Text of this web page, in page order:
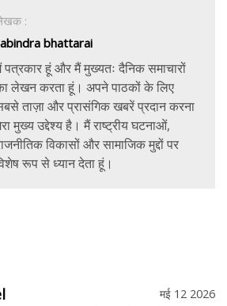
:
bhattarai
पत्रकार हूं और मैं मुख्यतः दैनिक समाचारों
लेखन करता हूं। अपने पाठकों के लिए
ताज़ा और प्रासंगिक खबरें प्रदान करना
मुख्य उद्देश्य है। मैं राष्ट्रीय घटनाओं,
विकासों और सामाजिक मुद्दों पर
रूप से ध्यान देता हूं।
मई 12 2026